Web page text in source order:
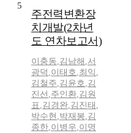
5
주전력변환장
치개발(2차년
도 연차보고서)
이충동,김남해 ,서
광덕 ,이태호,최익 ,
김철주,김윤호,김
진선 ,주인환,김원
표,김경완,김진태 ,
박수현 ,박재봉,김
종한,이병우,이명